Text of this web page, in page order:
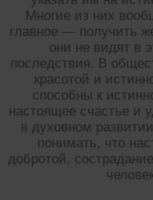
Многие из них
главное — получить
они не видят в
последствия. В
красотой и
способны к
настоящее счастье и
в духовном
понимать, что
добротой,